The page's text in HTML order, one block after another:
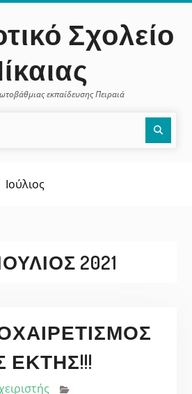
Σχολείο
εκπαίδευσης Πειραιά
Ιούλιος
2021
ΈΚΤΗΣ!!!